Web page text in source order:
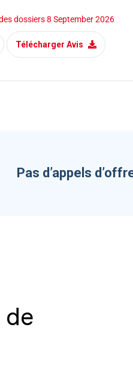
dossiers8 September 2026
Télécharger Avis
Pas d’appels
de